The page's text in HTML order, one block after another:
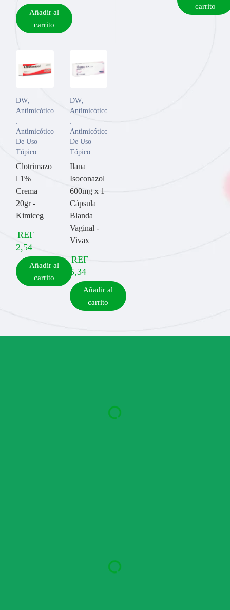
Añadir al
carrito
carrito
DW,
Antimicóticos
,
Antimicóticos
De Uso
Tópico
Clotrimazo
l 1%
Crema
20gr -
Kimiceg
REF
2,54
Añadir al
carrito
DW,
Antimicóticos
,
Antimicóticos
De Uso
Tópico
Ilana
Isoconazol
600mg x 1
Cápsula
Blanda
Vaginal -
Vivax
REF
5,34
Añadir al
carrito